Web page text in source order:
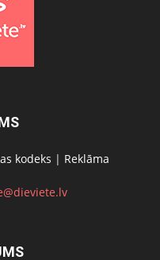
kodeks | Reklāma